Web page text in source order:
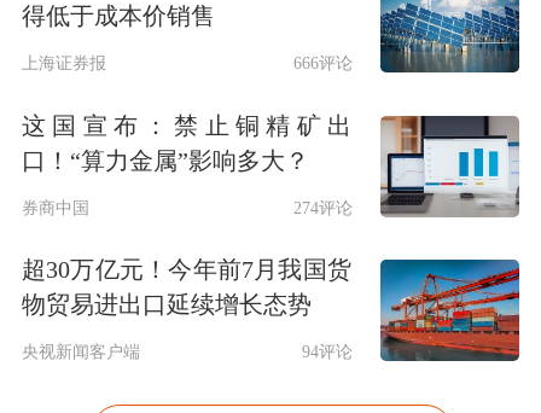
得低于成本价销售
上海证券报 666评论
这国宣布：禁止铜精矿出
口！“算力金属”影响多大？
券商中国 274评论
超30万亿元！今年前7月我国货
物贸易进出口延续增长态势
央视新闻客户端 94评论